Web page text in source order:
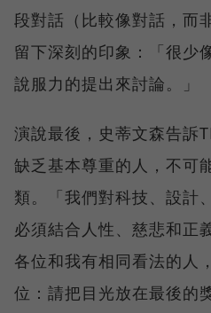
段對話（比較像對話，而
留下深刻的印象：「很少
說服力的提出來討論。」
演說最後，史蒂文森告訴
缺乏基本尊重的人，不可
類。「我們對科技、設計
必須結合人性、慈悲和正
各位和我有相同看法的人
位：請把目光放在最後的